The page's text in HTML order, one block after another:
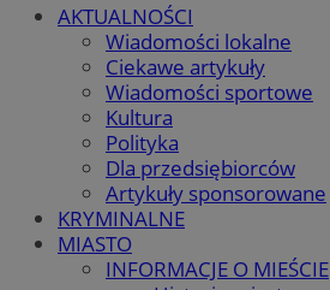
AKTUALNOŚCI
Wiadomości lokalne
Ciekawe artykuły
Wiadomości sportowe
Kultura
Polityka
Dla przedsiębiorców
Artykuły sponsorowane
KRYMINALNE
MIASTO
INFORMACJE O MIEŚCIE